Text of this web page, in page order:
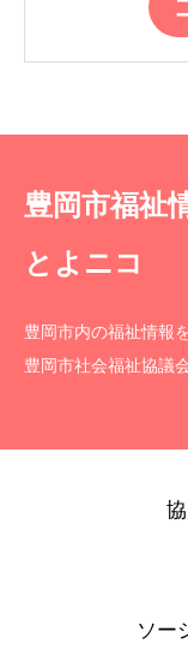
豊岡市福祉
とよニコ
豊岡市内の福祉情報
豊岡市社会福祉協議
ソー